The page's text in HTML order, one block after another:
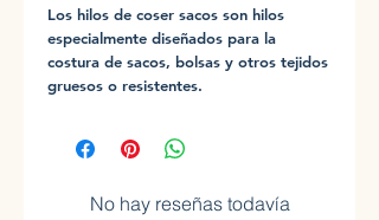
Los hilos de coser sacos son hilos
especialmente diseñados para la
costura de sacos, bolsas y otros tejidos
gruesos o resistentes.
No hay reseñas todavía